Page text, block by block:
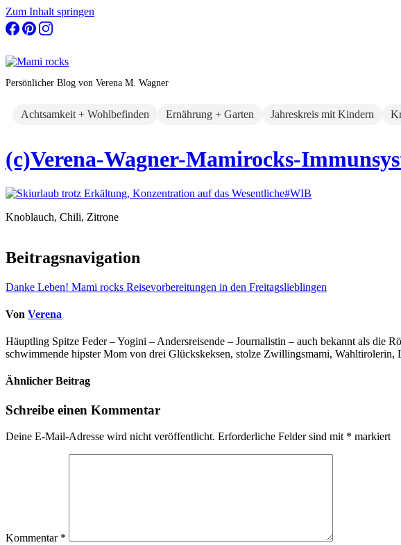
Zum Inhalt springen
Persönlicher Blog von Verena M. Wagner
Achtsamkeit + Wohlbefinden Ernährung + Garten Jahreskreis mit Kindern
(c)Verena-Wagner-Mamirocks-
Knoblauch, Chili, Zitrone
Beitragsnavigation
Danke Leben! Mami rocks Reisevorbereitungen in den Freitagslieblingen
Von Verena
Häuptling Spitze Feder – Yogini – Andersreisende – Journalistin – auch bekannt als die
schwimmende hipster Mom von drei Glückskeksen, stolze Zwillingsmami,
Ähnlicher Beitrag
Schreibe einen Kommentar
Deine E-Mail-Adresse wird nicht veröffentlicht. Erforderliche Felder sind mit * markiert
Kommentar *